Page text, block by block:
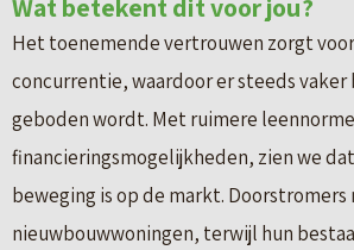
Wat betekent dit voor jou?
Het toenemende vertrouwen zorgt
concurrentie, waardoor er steeds vaker
geboden wordt. Met ruimere
financieringsmogelijkheden, zien we
beweging is op de markt. Doorstromers
nieuwbouwwoningen, terwijl hun